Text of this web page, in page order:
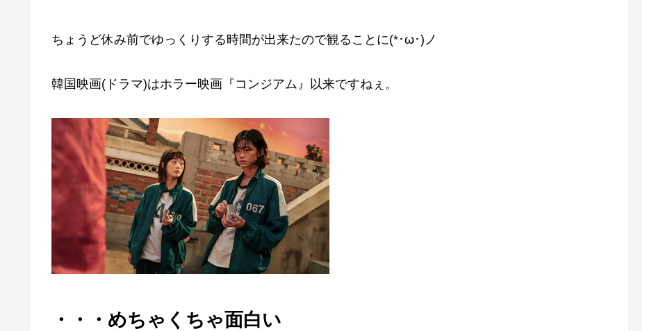
ちょうど休み前でゆっくりする時間が出来たので観ることに(*･ω･)ノ
韓国映画(ドラマ)はホラー映画『コンジアム』以来ですねぇ。
・・・めちゃくちゃ面白い